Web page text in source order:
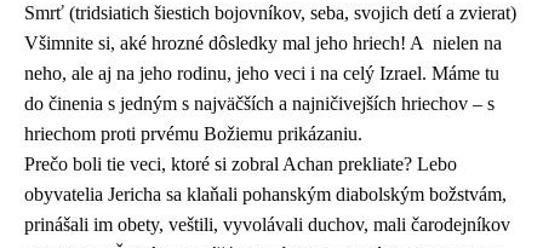
Smrť (tridsiatich šiestich bojovníkov, seba, svojich detí a zvierat)
Všimnite si, aké hrozné dôsledky mal jeho hriech! A nielen na
neho, ale aj na jeho rodinu, jeho veci i na celý Izrael. Máme tu
do činenia s jedným s najväčších a najničivejších hriechov – s
hriechom proti prvému Božiemu prikázaniu.
Prečo boli tie veci, ktoré si zobral Achan prekliate? Lebo
obyvatelia Jericha sa klaňali pohanským diabolským božstvám,
prinášali im obety, veštili, vyvolávali duchov, mali čarodejníkov